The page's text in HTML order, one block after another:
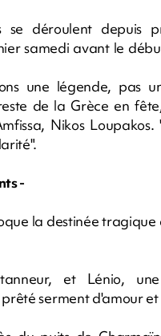
se déroulent depuis
samedi avant le
une légende, pas
de la Grèce en
Nikos Loupakos.
-
la destinée tragique
et Lénio,
prêté serment d'amour